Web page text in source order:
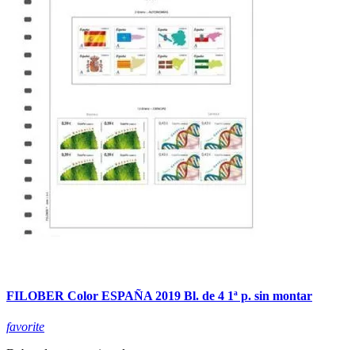
FILOBER Color ESPAÑA 2019 Bl. de 4 1ª p. sin montar
favorite